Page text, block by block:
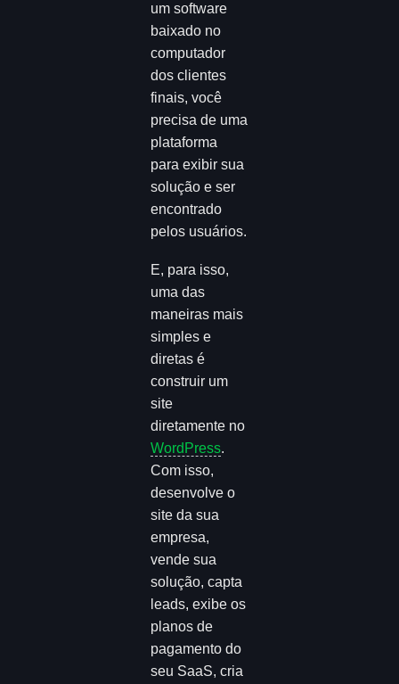
um software
baixado no
computador
dos clientes
finais, você
precisa de uma
plataforma
para exibir sua
solução e ser
encontrado
pelos usuários.
E, para isso,
uma das
maneiras mais
simples e
diretas é
construir um
site
diretamente no
WordPress.
Com isso,
desenvolve o
site da sua
empresa,
vende sua
solução, capta
leads, exibe os
planos de
pagamento do
seu SaaS, cria